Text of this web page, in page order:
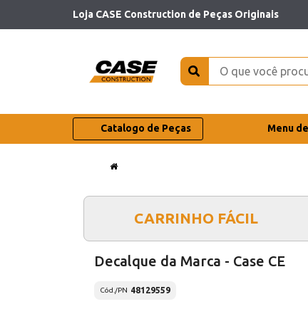
Loja CASE Construction de Peças Originais
Catalogo de Peças Menu
CARRINHO FÁCIL
Decalque da Marca - Case CE
Cód./PN 48129559